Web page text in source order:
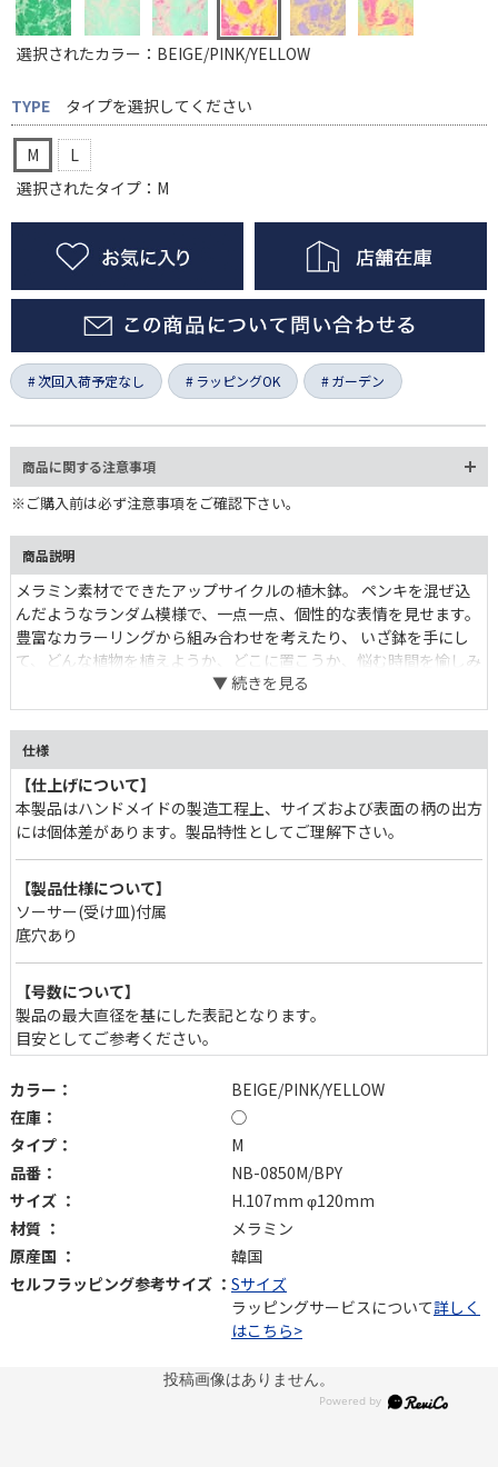
選択されたカラー：BEIGE/PINK/YELLOW
TYPE タイプを選択してください
M
L
選択されたタイプ：M
次回入荷予定なし ラッピングOK ガーデン
商品に関する注意事項
※ご購入前は必ず注意事項をご確認下さい。
商品説明
メラミン素材でできたアップサイクルの植木鉢。 ペンキを混ぜ込
んだようなランダム模様で、一点一点、個性的な表情を見せます。
豊富なカラーリングから組み合わせを考えたり、 いざ鉢を手にし
て、どんな植物を植えようか、どこに置こうか、悩む時間を愉しみ
たい。 狭いスペースでも、ひとつ置くだけでインテリアとして目を
惹くポイントに。
仕様
【仕上げについて】
本製品はハンドメイドの製造工程上、サイズおよび表面の柄の出方
には個体差があります。製品特性としてご理解下さい。
【製品仕様について】
ソーサー(受け皿)付属
底穴あり
【号数について】
製品の最大直径を基にした表記となります。
目安としてご参考ください。
カラー：
BEIGE/PINK/YELLOW
在庫：
◯
タイプ：
M
品番：
NB-0850M/BPY
サイズ ：
H.107mm φ120mm
材質 ：
メラミン
原産国 ：
韓国
セルフラッピング参考サイズ ： Sサイズ
ラッピングサービスについて詳しく
はこちら>
投稿画像はありません。